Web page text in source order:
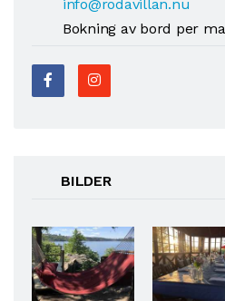
info@rodavillan.nu
Bokning av bord per
BILDER